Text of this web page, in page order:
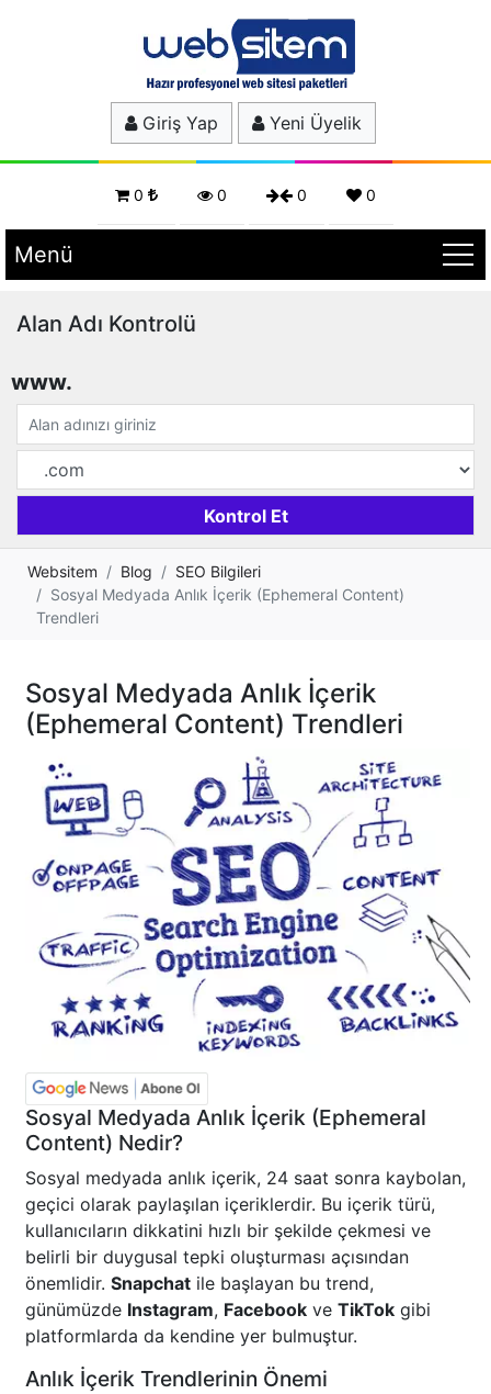
Giriş Yap Yeni Üyelik
0 0 0 0
Menü
Alan Adı Kontrolü
www.
Websitem Blog
SEO Bilgileri
Sosyal Medyada Anlık İçerik (Ephemeral Content)
Trendleri
Sosyal Medyada Anlık İçerik
(Ephemeral Content) Trendleri
Sosyal Medyada Anlık İçerik (Ephemeral
Content) Nedir?
Sosyal medyada anlık içerik, 24 saat sonra kaybolan,
geçici olarak paylaşılan içeriklerdir. Bu içerik türü,
kullanıcıların dikkatini hızlı bir şekilde çekmesi ve
belirli bir duygusal tepki oluşturması açısından
önemlidir. Snapchat ile başlayan bu trend,
günümüzde Instagram, Facebook ve TikTok gibi
platformlarda da kendine yer bulmuştur.
Anlık İçerik Trendlerinin Önemi